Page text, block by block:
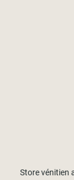
Store vénitien